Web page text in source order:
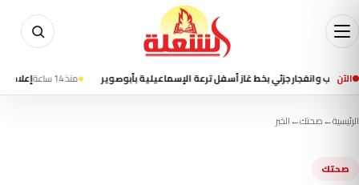
الآنجزئي بخط غاز أسفل ترعة الإسماعيلية بأبوصوير منذ 14 ساعة إعلام إيراني
الرئيسية←صحتك←الخبر
صحتك